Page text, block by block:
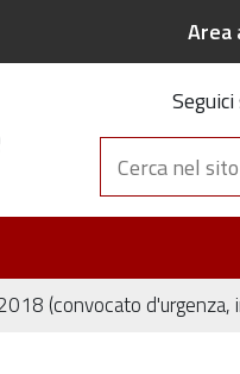
Area
Seguici
(convocato d'urgenza,